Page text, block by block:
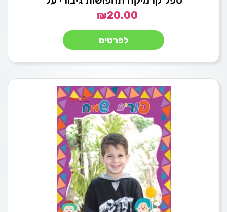
₪20.00
לפרטים